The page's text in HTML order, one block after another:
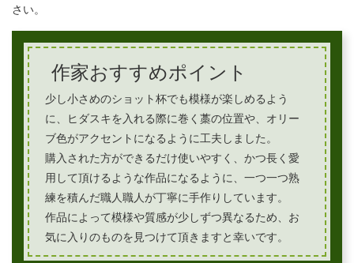
さい。
作家おすすめポイント
少し小さめのショット杯でも模様が楽しめるよう
に、ヒダスキを入れる際に巻く藁の位置や、オリー
ブ色がアクセントになるように工夫しました。
購入された方ができるだけ使いやすく、かつ長く愛
用して頂けるような作品になるように、一つ一つ熟
練を積んだ職人職人が丁寧に手作りしています。
作品によって模様や質感が少しずつ異なるため、お
気に入りのものを見つけて頂きますと幸いです。